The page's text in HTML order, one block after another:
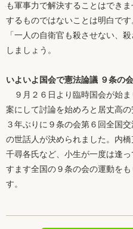
も軍事力で解決することはでき
するものではないことは明白です
「一人の自衛官も殺させない、
しましょう。
いよいよ国会で憲法論議 ９条の
９月２６日より臨時国会が始
案にして討論を始めろと居丈高
３年ぶりに９条の会第６回全国
の世話人が決められました。内
千尋各氏など、小生が一度は逢
すます全国の９条の会の運動を
す。